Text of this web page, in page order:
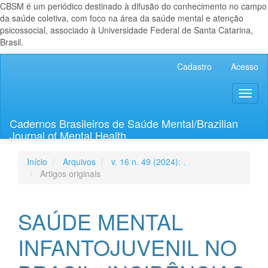
CBSM é um periódico destinado à difusão do conhecimento no campo
da saúde coletiva, com foco na área da saúde mental e atenção
psicossocial, associado à Universidade Federal de Santa Catarina,
Brasil.
Lateral
Cadastro Acesso
Cadernos Brasileiros de Saúde Mental/Brazilian
Journal of Mental Health
Início Arquivos
v. 16 n. 49 (2024): .
Artigos originais
SAÚDE MENTAL
INFANTOJUVENIL NO